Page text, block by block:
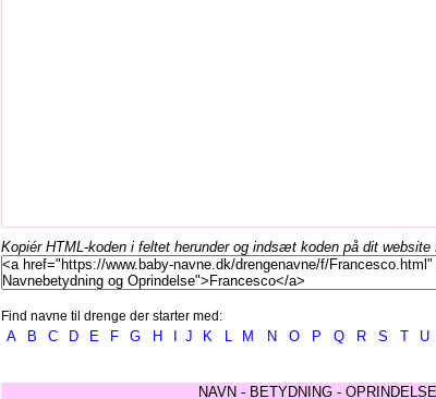
Kopiér HTML-koden i feltet herunder og indsæt koden på dit
Find navne til drenge der starter med:
A B C D E F G H J K L M N O P Q R S T U
NAVN - BETYDNING - OPRINDELSE